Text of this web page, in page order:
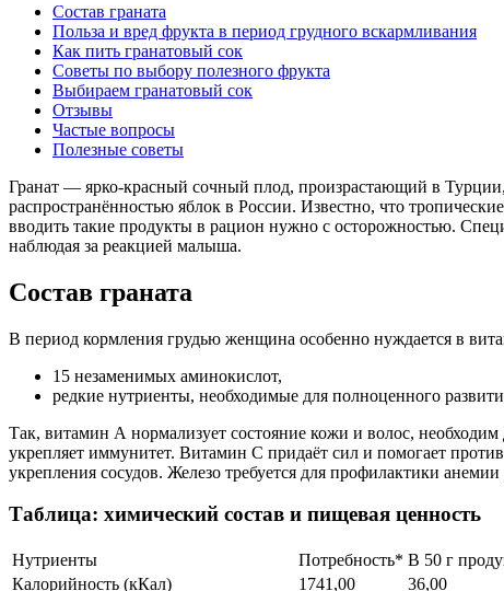
Состав граната
Польза и вред фрукта в период грудного вскармливания
Как пить гранатовый сок
Советы по выбору полезного фрукта
Выбираем гранатовый сок
Отзывы
Частые вопросы
Полезные советы
Гранат — ярко-красный сочный плод, произрастающий в
распространённостью яблок в России. Известно, что
вводить такие продукты в рацион нужно с осторожностью.
наблюдая за реакцией малыша.
Состав граната
В период кормления грудью женщина особенно нуждается в
15 незаменимых аминокислот,
редкие нутриенты, необходимые для полноценного
Так, витамин А нормализует состояние кожи и волос,
укрепляет иммунитет. Витамин С придаёт сил и помогает
укрепления сосудов. Железо требуется для профилактики
Таблица: химический состав и пищевая ценность
Нутриенты Потребность* В 50 г
Калорийность (кКал)
1741,00 36,00